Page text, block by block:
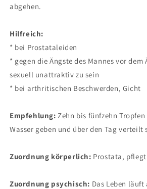
abgehen.
Hilfreich:
* bei Prostataleiden
* gegen die Ängste des Mannes vor dem
sexuell unattraktiv zu sein
* bei arthritischen Beschwerden, Gicht
Empfehlung: Zehn bis fünfzehn
Wasser geben und über den Tag
Zuordnung körperlich: Prostata,
Zuordnung psychisch: Das Leben